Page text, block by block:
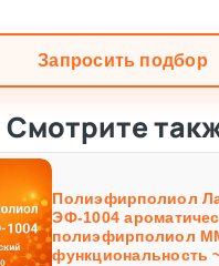
Запросить подбор
Смотрите
Полиэфирполиол
ЭФ-1004
полиэфирполиол
функциональность